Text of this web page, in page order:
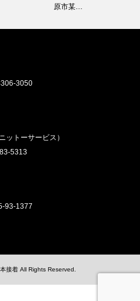
原市某…
3050
ットーサービス）
5313
93-1377
接着 All Rights Reserved.